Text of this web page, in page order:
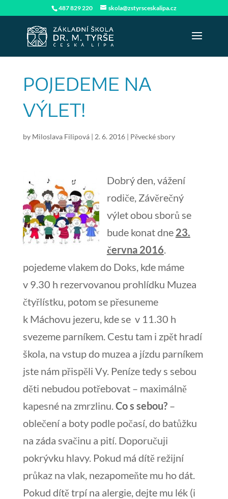
487 829 220 skola@zstyrsceskalipa.cz
POJEDEME NA
VÝLET!
by Miloslava Filipová| 2. 6. 2016| Pěvecké sbory
Dobrý den, vážení
rodiče, Závěrečný
výlet obou sborů se
bude konat dne 23.
června 2016.
pojedeme vlakem do Doks, kde máme
v 9.30 h rezervovanou prohlídku Muzea
čtyřlístku, potom se přesuneme
k Máchovu jezeru, kde se v 11.30 h
svezeme parníkem. Cestu tam i zpět hradí
škola, na vstup do muzea a jízdu parníkem
jste nám přispěli Vy. Peníze tedy s sebou
děti nebudou potřebovat – maximálně
kapesné na zmrzlinu.Co s sebou?–
oblečení a boty podle počasí, do batůžku
na záda svačinu a pití. Doporučuji
pokrývku hlavy. Pokud má dítě režijní
průkaz na vlak, nezapomeňte mu ho dát.
Pokud dítě trpí na alergie, dejte mu lék (i